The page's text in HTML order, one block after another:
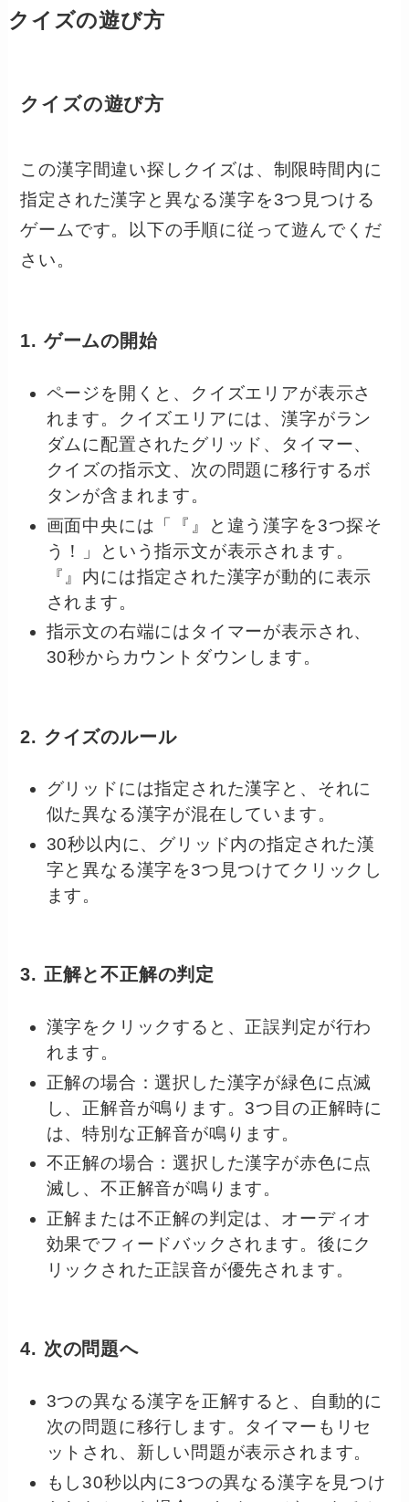
クイズの遊び方
クイズの遊び方
この漢字間違い探しクイズは、制限時間内に
指定された漢字と異なる漢字を3つ見つける
ゲームです。以下の手順に従って遊んでくだ
さい。
1. ゲームの開始
ページを開くと、クイズエリアが表示さ
れます。クイズエリアには、漢字がラン
ダムに配置されたグリッド、タイマー、
クイズの指示文、次の問題に移行するボ
タンが含まれます。
画面中央には「『』と違う漢字を3つ探そ
う！」という指示文が表示されます。
『』内には指定された漢字が動的に表示
されます。
指示文の右端にはタイマーが表示され、
30秒からカウントダウンします。
2. クイズのルール
グリッドには指定された漢字と、それに
似た異なる漢字が混在しています。
30秒以内に、グリッド内の指定された漢
字と異なる漢字を3つ見つけてクリックし
ます。
3. 正解と不正解の判定
漢字をクリックすると、正誤判定が行わ
れます。
正解の場合：選択した漢字が緑色に点滅
し、正解音が鳴ります。3つ目の正解時に
は、特別な正解音が鳴ります。
不正解の場合：選択した漢字が赤色に点
滅し、不正解音が鳴ります。
正解または不正解の判定は、オーディオ
効果でフィードバックされます。後にク
リックされた正誤音が優先されます。
4. 次の問題へ
3つの異なる漢字を正解すると、自動的に
次の問題に移行します。タイマーもリセ
ットされ、新しい問題が表示されます。
もし30秒以内に3つの異なる漢字を見つけ